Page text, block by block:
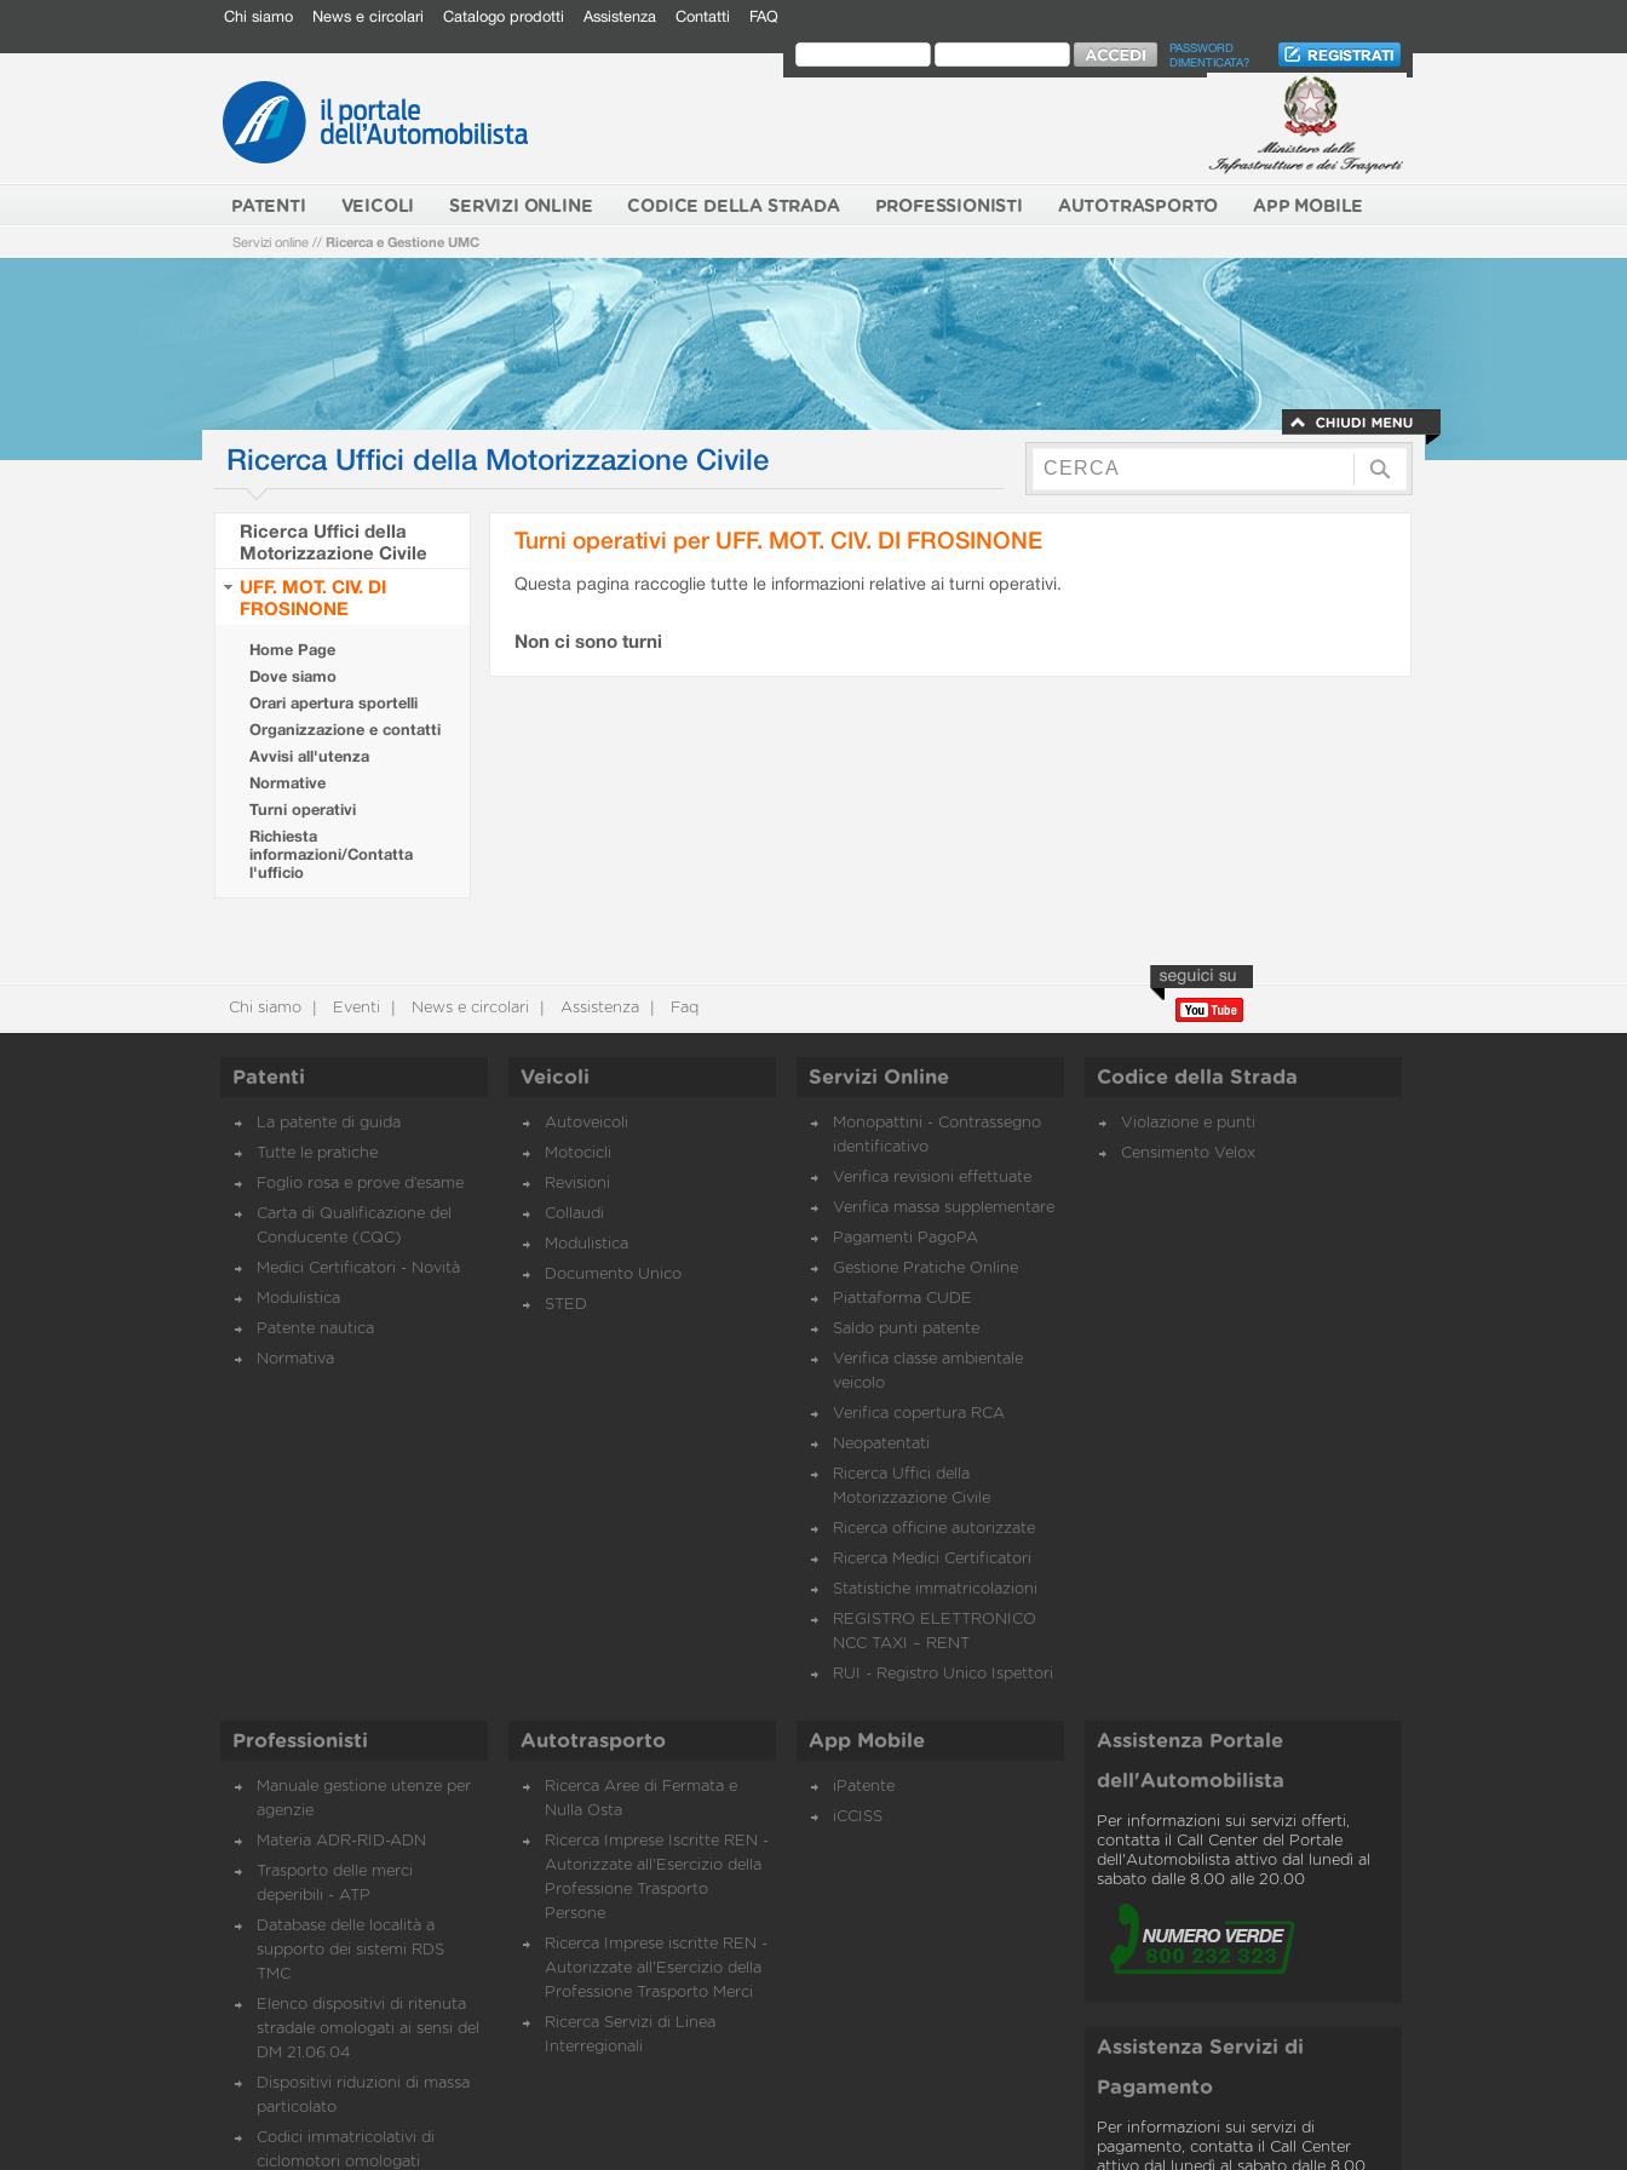
Chi siamo News e circolari Catalogo prodotti Assistenza Contatti FAQ
PASSWORD
DIMENTICATA?
PATENTI VEICOLI SERVIZI ONLINE CODICE DELLA STRADA PROFESSIONISTI AUTOTRASPORTO APP MOBILE
Servizi online // Ricerca e Gestione UMC
Ricerca Uffici della Motorizzazione Civile
Ricerca Uffici della
Motorizzazione Civile
UFF. MOT. CIV. DI
FROSINONE
Home Page
Dove siamo
Orari apertura sportelli
Organizzazione e contatti
Avvisi all'utenza
Normative
Turni operativi
Richiesta
informazioni/Contatta
l'ufficio
Turni operativi per UFF. MOT. CIV. DI FROSINONE
Questa pagina raccoglie tutte le informazioni relative ai turni operativi.
Non ci sono turni
Chi siamo Eventi News e circolari Assistenza Faq
Patenti
La patente di guida
Tutte le pratiche
Foglio rosa e prove d’esame
Carta di Qualificazione del
Conducente (CQC)
Medici Certificatori - Novità
Modulistica
Patente nautica
Normativa
Veicoli
Autoveicoli
Motocicli
Revisioni
Collaudi
Modulistica
Documento Unico
STED
Servizi Online
Monopattini - Contrassegno
identificativo
Verifica revisioni effettuate
Verifica massa supplementare
Pagamenti PagoPA
Gestione Pratiche Online
Piattaforma CUDE
Saldo punti patente
Verifica classe ambientale
veicolo
Verifica copertura RCA
Neopatentati
Ricerca Uffici della
Motorizzazione Civile
Ricerca officine autorizzate
Ricerca Medici Certificatori
Statistiche immatricolazioni
REGISTRO ELETTRONICO
NCC TAXI – RENT
RUI - Registro Unico Ispettori
Codice della Strada
Violazione e punti
Censimento Velox
Professionisti
Manuale gestione utenze per
agenzie
Materia ADR-RID-ADN
Trasporto delle merci
deperibili - ATP
Database delle località a
supporto dei sistemi RDS
TMC
Elenco dispositivi di ritenuta
stradale omologati ai sensi del
DM 21.06.04
Dispositivi riduzioni di massa
particolato
Codici immatricolativi di
ciclomotori omologati
Autotrasporto
Ricerca Aree di Fermata e
Nulla Osta
Ricerca Imprese Iscritte REN -
Autorizzate all'Esercizio della
Professione Trasporto
Persone
Ricerca Imprese iscritte REN -
Autorizzate all'Esercizio della
Professione Trasporto Merci
Ricerca Servizi di Linea
Interregionali
App Mobile
iPatente
iCCISS
Assistenza Portale
dell'Automobilista
Per informazioni sui servizi offerti,
contatta il Call Center del Portale
dell'Automobilista attivo dal lunedì al
sabato dalle 8.00 alle 20.00
Assistenza Servizi di
Pagamento
Per informazioni sui servizi di
pagamento, contatta il Call Center